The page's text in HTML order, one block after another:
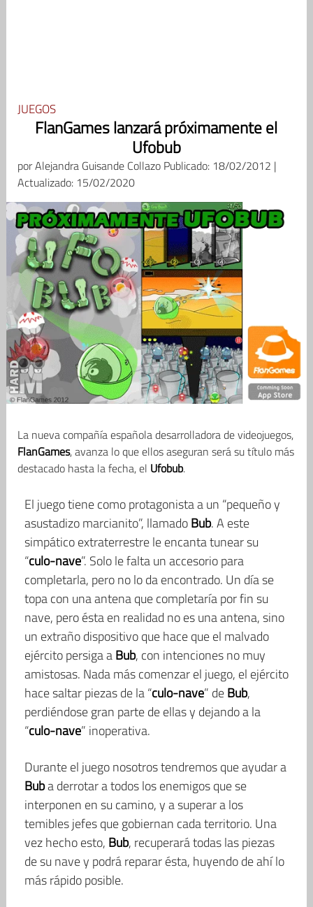
JUEGOS
FlanGames lanzará próximamente el
Ufobub
porAlejandra Guisande Collazo Publicado: 18/02/2012 |
Actualizado: 15/02/2020
La nueva compañía española desarrolladora de videojuegos,
FlanGames, avanza lo que ellos aseguran será su título más
destacado hasta la fecha, el Ufobub.
El juego tiene como protagonista a un “pequeño y
asustadizo marcianito”, llamadoBub. A este
simpático extraterrestre le encanta tunear su
“culo-nave”. Solo le falta un accesorio para
completarla, pero no lo da encontrado. Un día se
topa con una antena que completaría por fin su
nave, pero ésta en realidad no es una antena, sino
un extraño dispositivo que hace que el malvado
ejército persiga aBub, con intenciones no muy
amistosas. Nada más comenzar el juego, el ejército
hace saltar piezas de la “culo-nave” deBub,
perdiéndose gran parte de ellas y dejando a la
“culo-nave” inoperativa.
Durante el juego nosotros tendremos que ayudar a
Buba derrotar a todos los enemigos que se
interponen en su camino, y a superar a los
temibles jefes que gobiernan cada territorio. Una
vez hecho esto, Bub, recuperará todas las piezas
de su nave y podrá reparar ésta, huyendo de ahí lo
más rápido posible.